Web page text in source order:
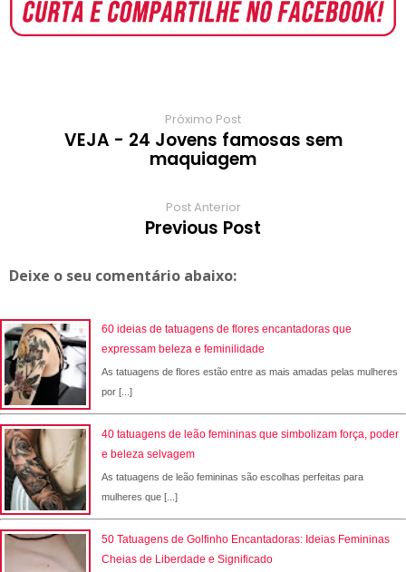
o
o
k
A
p
p
e
r
r r
e
s
o
a
r
r
a
m
Próximo Post
VEJA - 24 Jovens famosas sem
maquiagem
Post Anterior
Previous Post
Deixe o seu comentário abaixo:
60 ideias de tatuagens de flores encantadoras que
expressam beleza e feminilidade
As tatuagens de flores estão entre as mais amadas pelas mulheres
por [...]
40 tatuagens de leão femininas que simbolizam força, poder
e beleza selvagem
As tatuagens de leão femininas são escolhas perfeitas para
mulheres que [...]
50 Tatuagens de Golfinho Encantadoras: Ideias Femininas
Cheias de Liberdade e Significado